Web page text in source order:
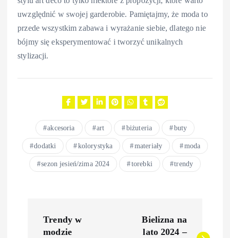
uwzględnić w swojej garderobie. Pamiętajmy, że moda to
przede wszystkim zabawa i wyrażanie siebie, dlatego nie
bójmy się eksperymentować i tworzyć unikalnych
stylizacji.
akcesoria art biżuteria buty
dodatki kolorystyka materiały moda
sezon jesień/zima 2024 torebki trendy
Trendy w
modzie
Bielizna na
lato 2024 –